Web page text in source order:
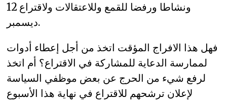
ونشاطا ورفضا للقمع وللاعتقالات ولاقتراع 12
ديسمبر.
فهل هذا الافراج المؤقت اتخذ من أجل إعطاء أدوات
لممارسة الدعاية للمشاركة في الاقتراع؟ أم اتخذ
لرفع شيء من الحرج عن بعض موظفي السياسة
لإعلان ترشحهم للاقتراع في نهاية هذا الأسبوع